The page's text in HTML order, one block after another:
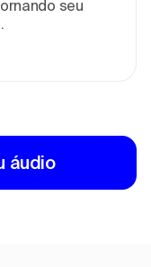
seu
áudio